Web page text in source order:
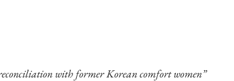
with former Korean comfort women”